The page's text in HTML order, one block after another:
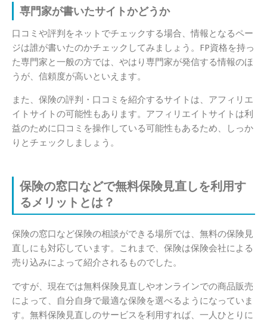
専門家が書いたサイトかどうか
口コミや評判をネットでチェックする場合、情報となるペー
ジは誰が書いたのかチェックしてみましょう。FP資格を持っ
た専門家と一般の方では、やはり専門家が発信する情報のほ
うが、信頼度が高いといえます。
また、保険の評判・口コミを紹介するサイトは、アフィリエ
イトサイトの可能性もあります。アフィリエイトサイトは利
益のために口コミを操作している可能性もあるため、しっか
りとチェックしましょう。
保険の窓口などで無料保険見直しを利用す
るメリットとは？
保険の窓口など保険の相談ができる場所では、無料の保険見
直しにも対応しています。これまで、保険は保険会社による
売り込みによって紹介されるものでした。
ですが、現在では無料保険見直しやオンラインでの商品販売
によって、自分自身で最適な保険を選べるようになっていま
す。無料保険見直しのサービスを利用すれば、一人ひとりに